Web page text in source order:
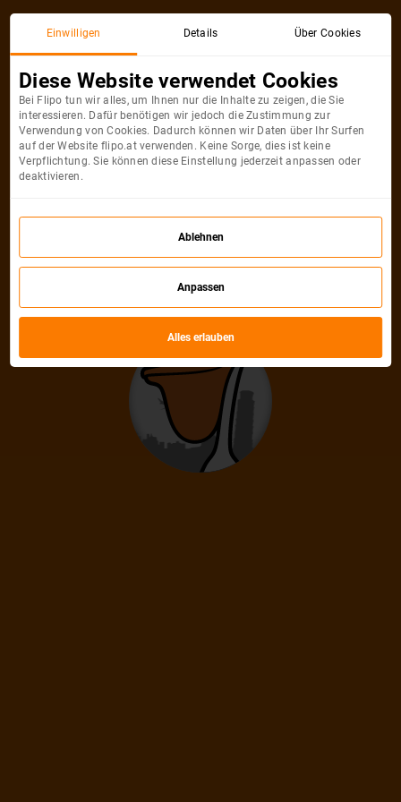
Aktionsticket
Entschuldigung, diese Ticket für die
Stadt ist nicht mehr verfügbar
Einwilligen Details Über Cookies
Diese Website verwendet Cookies
Bei Flipo tun wir alles, um Ihnen nur die Inhalte zu zeigen, die Sie
interessieren. Dafür benötigen wir jedoch die Zustimmung zur
Verwendung von Cookies. Dadurch können wir Daten über Ihr Surfen
auf der Website flipo.at verwenden. Keine Sorge, dies ist keine
Verpflichtung. Sie können diese Einstellung jederzeit anpassen oder
deaktivieren.
Ablehnen
Anpassen
Alles erlauben